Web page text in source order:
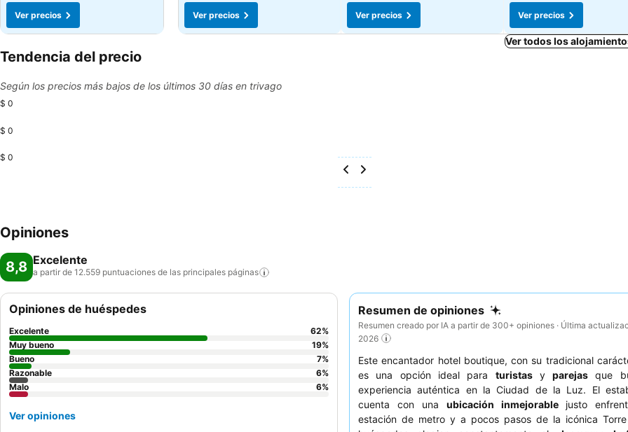
Ver precios Ver precios Ver precios Ver precios
Ver todos los
Tendencia del precio
Según los precios más bajos de los últimos 30 días en trivago
$ 0
$ 0
$ 0
Opiniones
8,8 Excelente
a partir de 12.559 puntuaciones de las principales páginas
Resumen de opiniones
Resumen creado por IA a partir de 300+ opiniones · Última
2026
Este encantador hotel boutique, con su tradicional
es una opción ideal para turistasyparejas que
experiencia auténtica en la Ciudad de la Luz. El
cuenta con una ubicación inmejorablejusto
estación de metro y a pocos pasos de la icónica
Opiniones de huéspedes
Excelente 62%
Muy bueno
19%
Bueno
7%
Razonable
6%
Malo
6%
Ver opiniones